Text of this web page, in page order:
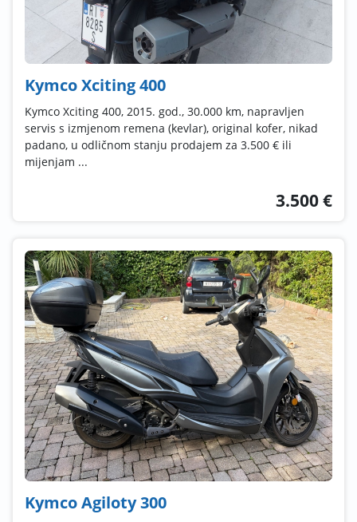
Kymco Xciting 400
Kymco Xciting 400, 2015. god., 30.000 km, napravljen
servis s izmjenom remena (kevlar), original kofer, nikad
padano, u odličnom stanju prodajem za 3.500 € ili
mijenjam ...
3.500 €
Kymco Agiloty 300